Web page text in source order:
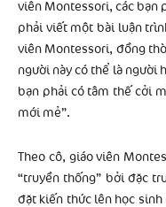
viên Montessori, các bạn
phải viết một bài luận
viên Montessori, đồng
người này có thể là người
bạn phải có tâm thế cởi
mới mẻ”.
Theo cô, giáo viên
“truyền thống” bởi đặc
đặt kiến thức lên học sinh